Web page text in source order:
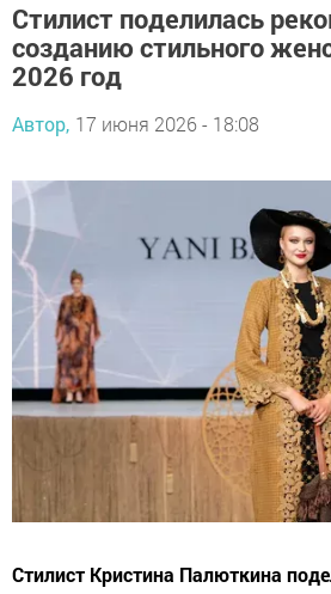
Стилист поделилась
созданию стильного
2026 год
Автор, 17 июня 2026 - 18:08
Стилист Кристина Палюткина